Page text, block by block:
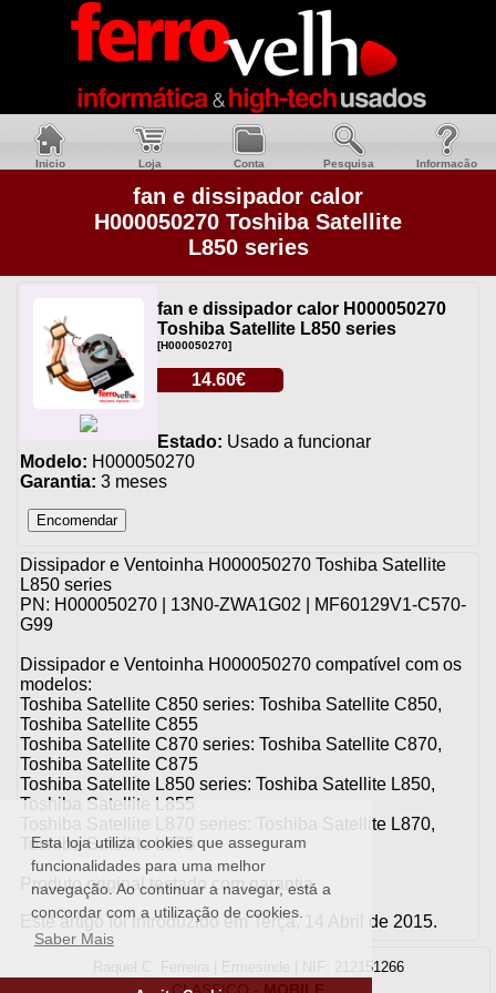
Esta loja utiliza cookies que asseguram
funcionalidades para uma melhor
navegação. Ao continuar a navegar, está a
concordar com a utilização de cookies.
Saber Mais
Inicio Loja Conta Pesquisa Informacão
fan e dissipador calor
H000050270 Toshiba Satellite
L850 series
fan e dissipador calor H000050270
Toshiba Satellite L850 series
[H000050270]
14.60€
Estado: Usado a funcionar
Modelo: H000050270
Garantia: 3 meses
Dissipador e Ventoinha H000050270 Toshiba Satellite
L850 series
PN: H000050270 | 13N0-ZWA1G02 | MF60129V1-C570-
G99
Dissipador e Ventoinha H000050270 compatível com os
modelos:
Toshiba Satellite C850 series: Toshiba Satellite C850,
Toshiba Satellite C855
Toshiba Satellite C870 series: Toshiba Satellite C870,
Toshiba Satellite C875
Toshiba Satellite L850 series: Toshiba Satellite L850,
Toshiba Satellite L855
Toshiba Satellite L870 series: Toshiba Satellite L870,
Toshiba Satellite L875
Produto original testado com garantia
Este artigo foi introduzido em Terça, 14 Abril de 2015.
Raquel C. Ferreira | Ermesinde | NIF: 212151266